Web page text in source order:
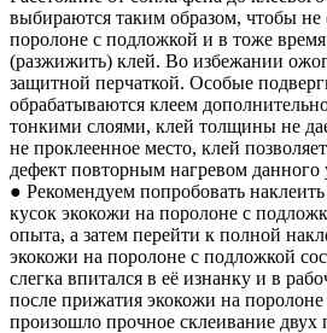
выбираются таким образом, чтобы не
поролоне с подложкой и в тоже
(разжижить) клей. Во избежании
защитной перчаткой. Особые
обрабатываются клеем
тонкими слоями, клей толщины не
не проклеенное место, клей
дефект повторным нагревом данного
● Рекомендуем попробовать
кусок экокожи на поролоне с
опыта, а затем перейти к полной
экокожи на поролоне с подложкой
слегка впитался в её изнанку и в
после прижатия экокожи на
произошло прочное склеивание двух